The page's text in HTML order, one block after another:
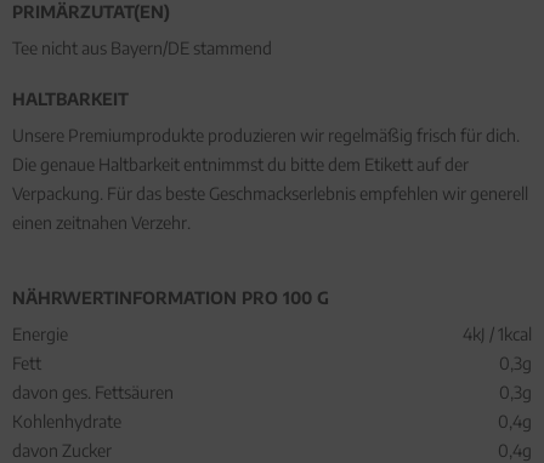
PRIMÄRZUTAT(EN)
Tee nicht aus Bayern/DE stammend
HALTBARKEIT
Unsere Premiumprodukte produzieren wir regelmäßig frisch für dich.
Die genaue Haltbarkeit entnimmst du bitte dem Etikett auf der
Verpackung. Für das beste Geschmackserlebnis empfehlen wir generell
einen zeitnahen Verzehr.
NÄHRWERTINFORMATION PRO 100 G
Energie
4kJ / 1kcal
Fett
0,3g
davon ges. Fettsäuren
0,3g
Kohlenhydrate
0,4g
davon Zucker
0,4g